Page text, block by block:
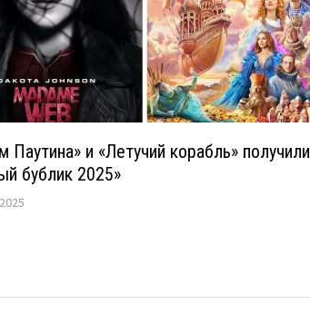
Паутина» и «Летучий корабль» получили
бублик 2025»